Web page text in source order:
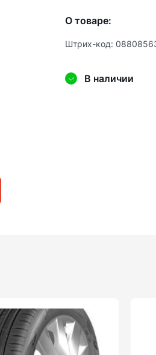
О товаре:
Штрих-код:
В наличии